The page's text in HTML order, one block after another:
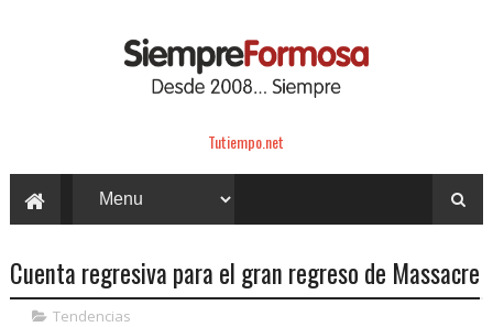
Tutiempo.net
Cuenta regresiva para el gran regreso de Massacre
Tendencias